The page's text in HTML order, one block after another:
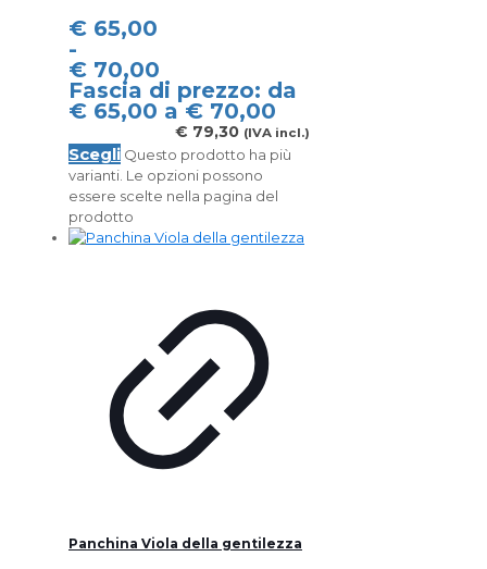
€ 65,00
-
€ 70,00
Fascia di prezzo: da
€ 65,00 a € 70,00
€ 79,30 (IVA incl.)
Scegli Questo prodotto ha più
varianti. Le opzioni possono
essere scelte nella pagina del
prodotto
Panchina Viola della gentilezza